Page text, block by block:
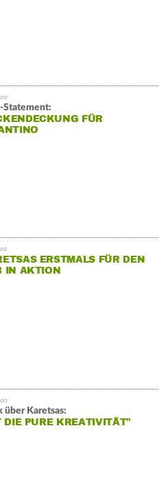
Statement:
FÜR
ERSTMALS FÜR DEN
IN AKTION
über Karetsas:
DIE PURE KREATIVITÄT"